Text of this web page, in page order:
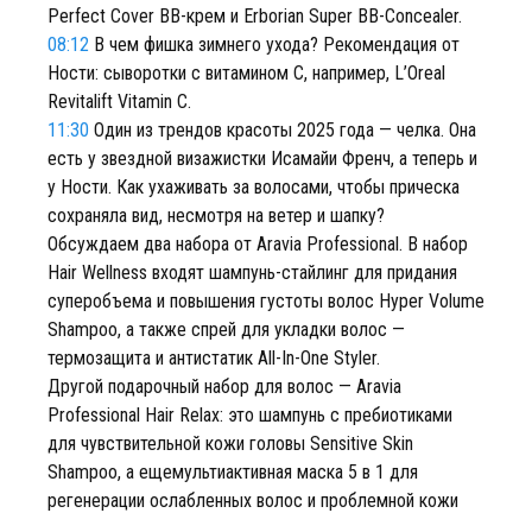
Perfect Cover BB-крем и Erborian Super BB-Concealer.
08:12 В чем фишка зимнего ухода? Рекомендация от
Ности: сыворотки с витамином С, например, L’Oreal
Revitalift Vitamin C.
11:30 Один из трендов красоты 2025 года — челка. Она
есть у звездной визажистки Исамайи Френч, а теперь и
у Ности. Как ухаживать за волосами, чтобы прическа
сохраняла вид, несмотря на ветер и шапку?
Обсуждаем два набора от Aravia Professional. В набор
Hair Wellness входят шампунь-стайлинг для придания
суперобъема и повышения густоты волос Hyper Volume
Shampoo, а также спрей для укладки волос —
термозащита и антистатик All-In-One Styler.
Другой подарочный набор для волос — Aravia
Professional Hair Relax: это шампунь с пребиотиками
для чувствительной кожи головы Sensitive Skin
Shampoo, а ещемультиактивная маска 5 в 1 для
регенерации ослабленных волос и проблемной кожи